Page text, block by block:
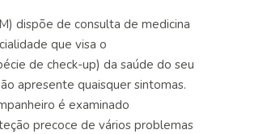
dispõe de consulta de medicina
que visa o
de check-up) da saúde do seu
apresente quaisquer sintomas.
é examinado
precoce de vários problemas